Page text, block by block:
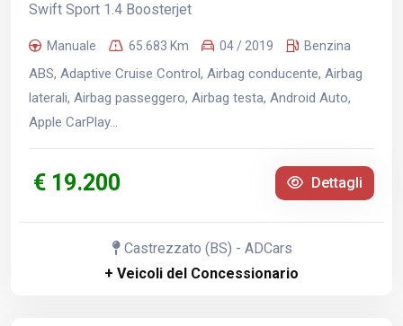
Swift Sport 1.4 Boosterjet
Manuale 65.683 Km 04 / 2019 Benzina
ABS, Adaptive Cruise Control, Airbag conducente, Airbag
laterali, Airbag passeggero, Airbag testa, Android Auto,
Apple CarPlay...
€ 19.200 Dettagli
Castrezzato (BS) - ADCars
+ Veicoli del Concessionario